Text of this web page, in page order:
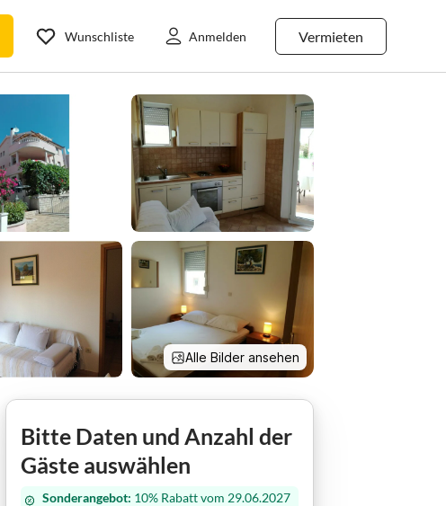
Vermieten
Wunschliste Anmelden
Alle Bilder ansehen
Apartments Marijana - one bedroom apartment A2
Bitte Daten und Anzahl der
Gäste auswählen
Sonderangebot: 10% Rabatt vom 29.06.2027